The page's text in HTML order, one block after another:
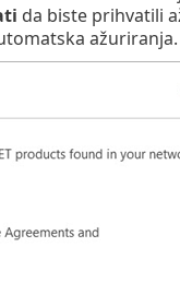
da biste prihvatili
ažuriranja.